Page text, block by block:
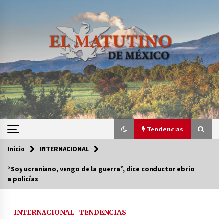
Tendencias
Tendencias
Inicio INTERNACIONAL
“Soy ucraniano, vengo de la guerra”, dice conductor ebrio
a policías
INTERNACIONAL TENDENCIAS